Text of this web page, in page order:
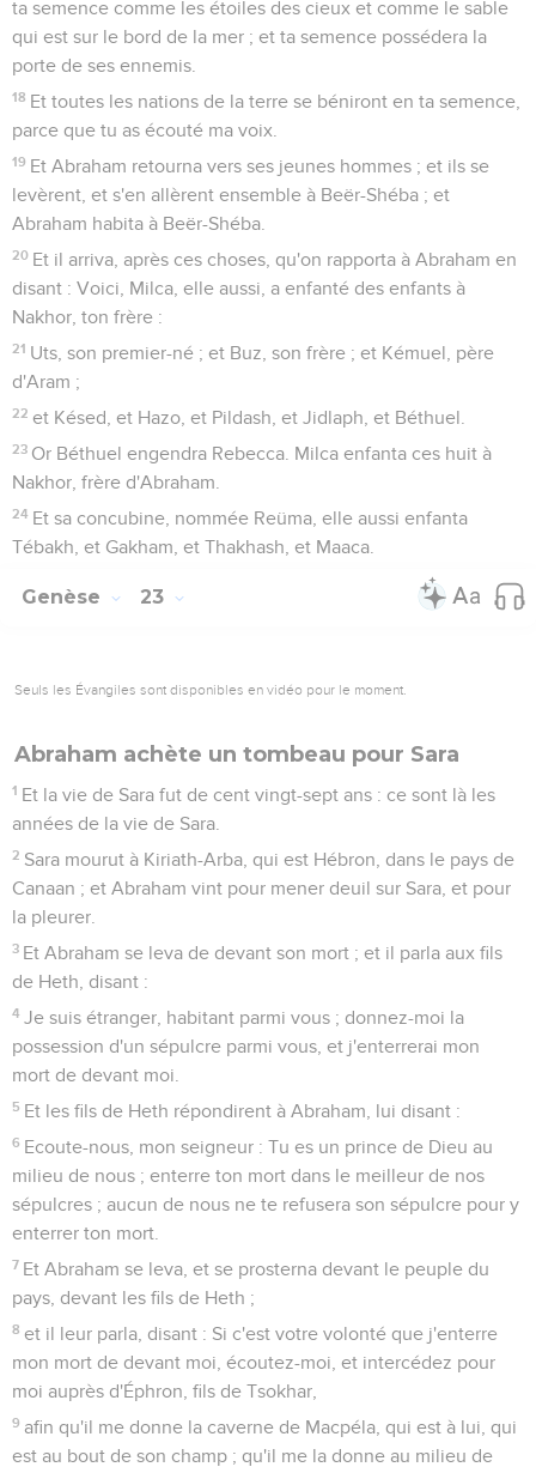
ta semence comme les étoiles des cieux et comme le sable
qui est sur le bord de la mer ; et ta semence possédera la
porte de ses ennemis.
18 Et toutes les nations de la terre se béniront en ta semence,
parce que tu as écouté ma voix.
19 Et Abraham retourna vers ses jeunes hommes ; et ils se
levèrent, et s'en allèrent ensemble à Beër-Shéba ; et
Abraham habita à Beër-Shéba.
20 Et il arriva, après ces choses, qu'on rapporta à Abraham en
disant : Voici, Milca, elle aussi, a enfanté des enfants à
Nakhor, ton frère :
21 Uts, son premier-né ; et Buz, son frère ; et Kémuel, père
d'Aram ;
22 et Késed, et Hazo, et Pildash, et Jidlaph, et Béthuel.
23 Or Béthuel engendra Rebecca. Milca enfanta ces huit à
Nakhor, frère d'Abraham.
24 Et sa concubine, nommée Reüma, elle aussi enfanta
Tébakh, et Gakham, et Thakhash, et Maaca.
Genèse 23
Seuls les Évangiles sont disponibles en vidéo pour le moment.
Abraham achète un tombeau pour Sara
1 Et la vie de Sara fut de cent vingt-sept ans : ce sont là les
années de la vie de Sara.
2 Sara mourut à Kiriath-Arba, qui est Hébron, dans le pays de
Canaan ; et Abraham vint pour mener deuil sur Sara, et pour
la pleurer.
3 Et Abraham se leva de devant son mort ; et il parla aux fils
de Heth, disant :
4 Je suis étranger, habitant parmi vous ; donnez-moi la
possession d'un sépulcre parmi vous, et j'enterrerai mon
mort de devant moi.
5 Et les fils de Heth répondirent à Abraham, lui disant :
6 Ecoute-nous, mon seigneur : Tu es un prince de Dieu au
milieu de nous ; enterre ton mort dans le meilleur de nos
sépulcres ; aucun de nous ne te refusera son sépulcre pour y
enterrer ton mort.
7 Et Abraham se leva, et se prosterna devant le peuple du
pays, devant les fils de Heth ;
8 et il leur parla, disant : Si c'est votre volonté que j'enterre
mon mort de devant moi, écoutez-moi, et intercédez pour
moi auprès d'Éphron, fils de Tsokhar,
9 afin qu'il me donne la caverne de Macpéla, qui est à lui, qui
est au bout de son champ ; qu'il me la donne au milieu de